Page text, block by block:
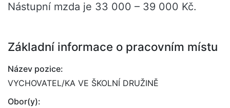
Nástupní mzda je 33 000 – 39 000 Kč.
Základní informace o pracovním místu
Název pozice:
VYCHOVATEL/KA VE ŠKOLNÍ DRUŽINĚ
Obor(y):